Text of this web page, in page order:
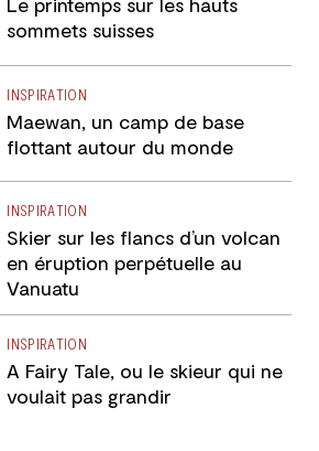
sommets suisses
INSPIRATION
Maewan, un camp de base
flottant autour du monde
INSPIRATION
Skier sur les flancs d’un volcan
en éruption perpétuelle au
Vanuatu
INSPIRATION
A Fairy Tale, ou le skieur qui ne
voulait pas grandir